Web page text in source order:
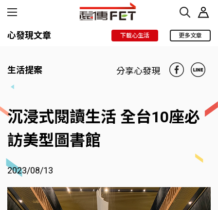
心發現文章 下載心生活 更多文章
生活提案 分享心發現
沉浸式閱讀生活 全台10座必
訪美型圖書館
2023/08/13